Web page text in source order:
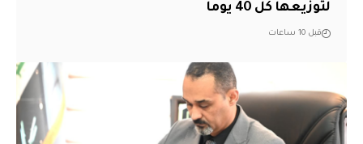
لتوزيعها كل 40 يوماً
قبل 10 ساعات